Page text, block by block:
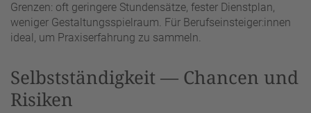
Grenzen: oft geringere Stundensätze, fester Dienstplan,
weniger Gestaltungsspielraum. Für Berufseinsteiger:innen
ideal, um Praxiserfahrung zu sammeln.
Selbstständigkeit — Chancen und
Risiken